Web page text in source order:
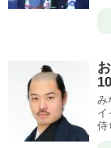
み
イ
侍